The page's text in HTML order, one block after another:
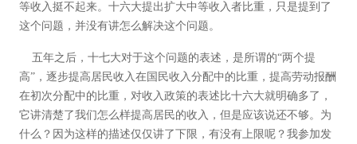
等收入挺不起来。十六大提出扩大中等收入者比重，只是提到了
这个问题，并没有讲怎么解决这个问题。
五年之后，十七大对于这个问题的表述，是所谓的“两个提
高”，逐步提高居民收入在国民收入分配中的比重，提高劳动报酬
在初次分配中的比重，对收入政策的表述比十六大就明确多了，
它讲清楚了我们怎么样提高居民的收入，但是应该说还不够。为
什么？因为这样的描述仅仅讲了下限，有没有上限呢？我参加发